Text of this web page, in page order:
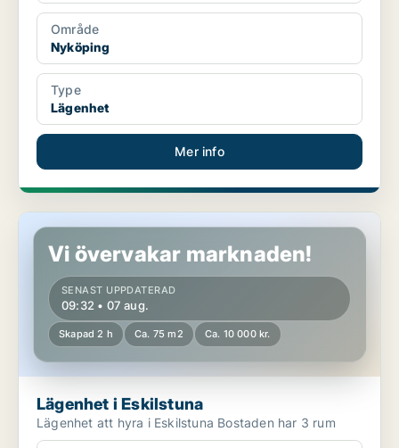
Område
Nyköping
Type
Lägenhet
Mer info
Lägenhet i Eskilstuna
Vi övervakar marknaden!
SENAST UPPDATERAD
09:32 • 07 aug.
Skapad 2 h Ca. 75 m2 Ca. 10 000 kr.
Lägenhet i Eskilstuna
Lägenhet att hyra i Eskilstuna Bostaden har 3 rum